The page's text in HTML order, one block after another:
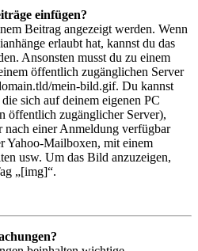
einfügen?
Beitrag angezeigt werden. Wenn
erlaubt hat, kannst du das
Ansonsten musst du zu einem
öffentlich zugänglichen Server
mein-bild.gif. Du kannst
sich auf deinem eigenen PC
öffentlich zugänglicher Server),
einer Anmeldung verfügbar
Yahoo-Mailboxen, mit einem
usw. Um das Bild anzuzeigen,
„[img]“.